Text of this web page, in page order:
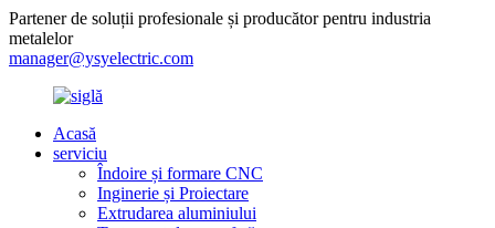
Partener de soluții profesionale și producător pentru industria
metalelor
manager@ysyelectric.com
Acasă
serviciu
Îndoire și formare CNC
Inginerie și Proiectare
Extrudarea aluminiului